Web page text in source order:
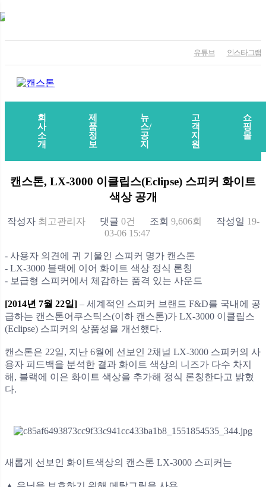
유튜브 인스타그램
회
사
소
개
제
품
정
보
뉴
스/
공
지
고
객
지
원
쇼
핑
몰
캔스톤, LX-3000 이클립스(Eclipse) 스피커 화이트
색상 공개
작성자최고관리자 댓글 0건 조회 9,606회 작성일 19-
03-06 15:47
- 사용자 의견에 귀 기울인 스피커 명가 캔스톤
- LX-3000 블랙에 이어 화이트 색상 정식 론칭
- 보급형 스피커에서 체감하는 품격 있는 사운드
[2014년 7월 22일] – 세계적인 스피커 브랜드 F&D를 국내에 공
급하는 캔스톤어쿠스틱스(이하 캔스톤)가 LX-3000 이클립스
(Eclipse) 스피커의 상품성을 개선했다.
캔스톤은 22일, 지난 6월에 선보인 2채널 LX-3000 스피커의 사
용자 피드백을 분석한 결과 화이트 색상의 니즈가 다수 차지
해, 블랙에 이은 화이트 색상을 추가해 정식 론칭한다고 밝혔
다.
새롭게 선보인 화이트색상의 캔스톤 LX-3000 스피커는